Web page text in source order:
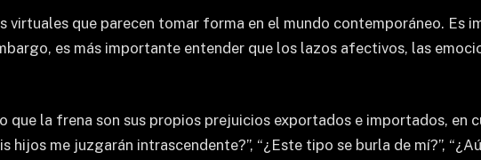
virtuales que parecen tomar forma en el mundo contemporáneo. Es
es más importante entender que los lazos afectivos, las
la frena son sus propios prejuicios exportados e importados, en
me juzgarán intrascendente?”, “¿Este tipo se burla de mí?”,